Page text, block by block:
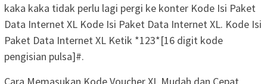
kaka kaka tidak perlu lagi pergi ke konter Kode Isi Paket
Data Internet XL Kode Isi Paket Data Internet XL. Kode Isi
Paket Data Internet XL Ketik *123*[16 digit kode
pengisian pulsa]#.
Cara Memasukan Kode Voucher XL Mudah dan Cepat